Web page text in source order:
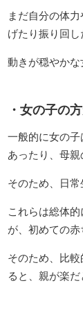
まだ自分の体
げたり振り回し
動きが穏やかな
・女の子の
一般的に女の
あったり、母親
そのため、日
これらは総体
が、初めての赤
そのため、比
ると、親が楽だ